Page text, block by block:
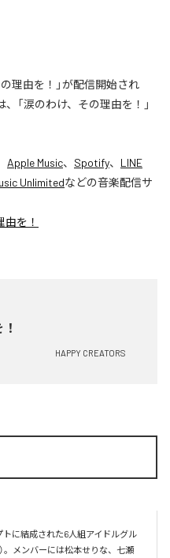
の理由を！」が配信開始され
「涙のわけ、その理由を！」
Apple Music、 Spotify、 LINE
Unlimitedなどの音楽配信サ
を！
HAPPY CREATORS
トに結成された6人組アイドルグル
。メンバーには松本せりな、七瀬